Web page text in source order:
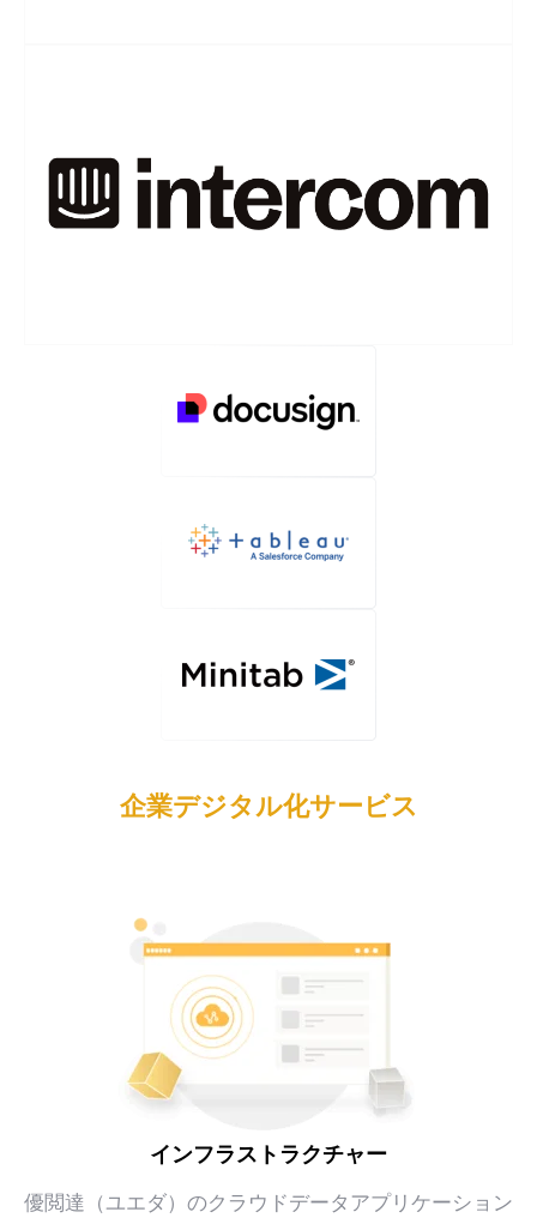
企業デジタル化サービス
インフラストラクチャー
優閲達（ユエダ）のクラウドデータアプリケーション